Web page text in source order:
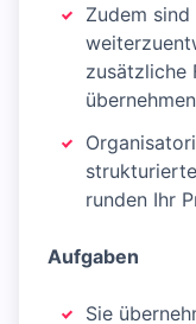
Zudem
zusätzliche
übernehmen
runden Ihr
Aufgaben
Sie